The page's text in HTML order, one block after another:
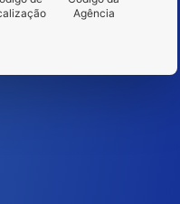
Agência